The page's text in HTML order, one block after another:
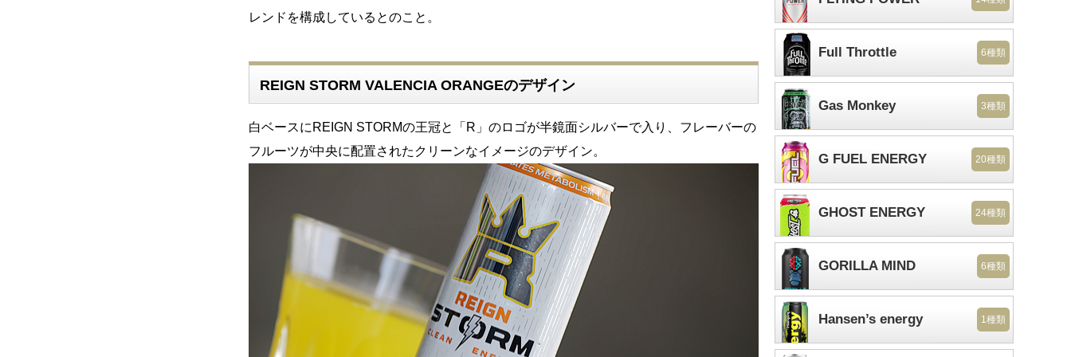
レンドを構成しているとのこと。
REIGN STORM VALENCIA ORANGEのデザイン
白ベースにREIGN STORMの王冠と「R」のロゴが半鏡面シルバーで入り、フレーバーの
フルーツが中央に配置されたクリーンなイメージのデザイン。
Full Throttle 6種類
Gas Monkey 3種類
G FUEL ENERGY 20種類
GHOST ENERGY 24種類
GORILLA MIND 6種類
Hansen’s energy 1種類